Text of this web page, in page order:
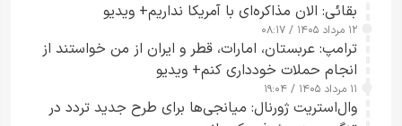
بقائی: الان مذاکره‌ای با آمریکا نداریم+ ویدیو
۱۲ مرداد ۱۴۰۵ / ۰۸:۱۷
ترامپ: عربستان، امارات، قطر و ایران از من خواستند از
انجام حملات خودداری کنم+ ویدیو
۱۱ مرداد ۱۴۰۵ / ۱۹:۰۴
وال‌استریت ژورنال: میانجی‌ها برای طرح جدید تردد در